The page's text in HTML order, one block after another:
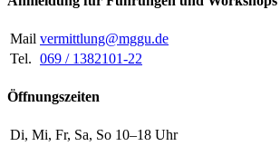
Mail vermittlung@mggu.de
Tel. 069 / 1382101-22
Öffnungszeiten
Di, Mi, Fr, Sa, So 10–18 Uhr